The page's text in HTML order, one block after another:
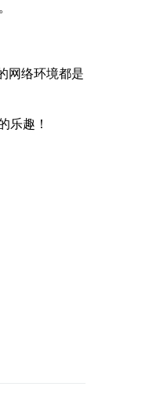
网络环境都是
乐趣！